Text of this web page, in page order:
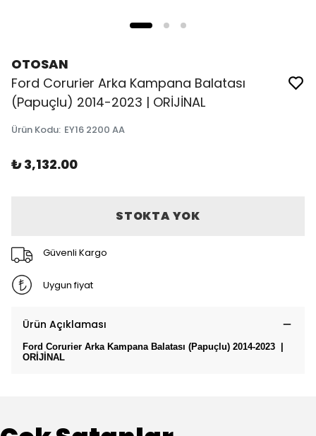
OTOSAN
Ford Corurier Arka Kampana Balatası
(Papuçlu) 2014-2023 | ORİJİNAL
Ürün Kodu: EY16 2200 AA
₺ 3,132.00
STOKTA YOK
Güvenli Kargo
Uygun fiyat
Ürün Açıklaması
Ford Corurier Arka Kampana Balatası (Papuçlu) 2014-2023
ORİJİNAL